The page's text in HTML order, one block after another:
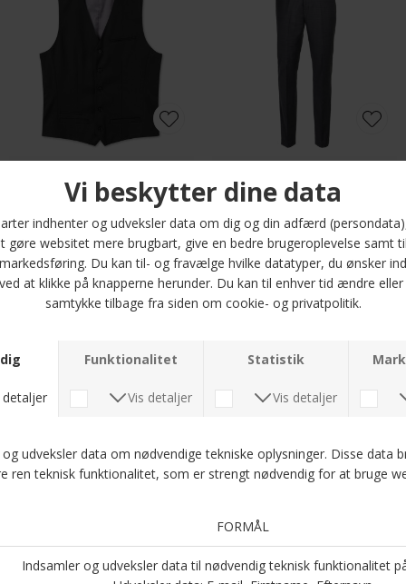
Matinique - Breck | Vest Sort
DKK 800,-
Matinique - Las | Habit Bukser Grå
DKK 900,-
DKK 900,-
DKK 900,-